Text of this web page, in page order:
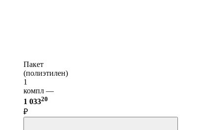
Пакет
(полиэтилен)
1
компл —
1 03320
₽